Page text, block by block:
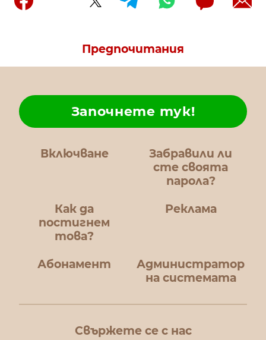
Предпочитания
Включване
Забравили ли
сте своята
парола?
Как да
постигнем
това?
Започнете тук!
Реклама
Абонамент
Администратор
на системата
Свържете се с нас